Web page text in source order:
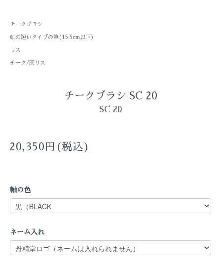
チークブラシ
軸の短いタイプの筆(15.5cm以下)
リス
チーク/灰リス
チークブラシ SC 20
SC 20
20,350円(税込)
軸の色
ネーム入れ